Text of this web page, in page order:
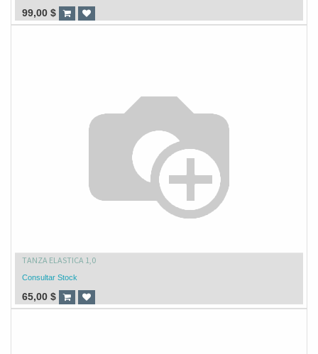
99,00 $
TANZA ELASTICA 1,0
Consultar Stock
65,00 $